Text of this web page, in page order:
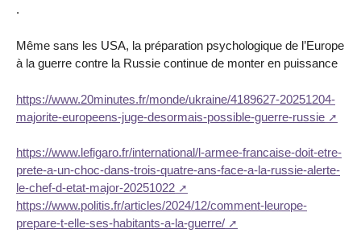
.
Même sans les USA, la préparation psychologique de l’Europe
à la guerre contre la Russie continue de monter en puissance
https://www.20minutes.fr/monde/ukraine/4189627-20251204-
majorite-europeens-juge-desormais-possible-guerre-russie
https://www.lefigaro.fr/international/l-armee-francaise-doit-etre-
prete-a-un-choc-dans-trois-quatre-ans-face-a-la-russie-alerte-
le-chef-d-etat-major-20251022
https://www.politis.fr/articles/2024/12/comment-leurope-
prepare-t-elle-ses-habitants-a-la-guerre/